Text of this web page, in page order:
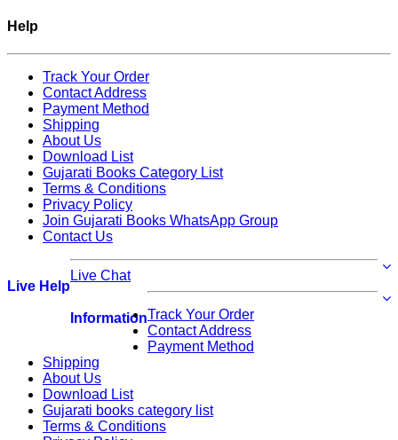
Help
Track Your Order
Contact Address
Payment Method
Shipping
About Us
Download List
Gujarati Books Category List
Terms & Conditions
Privacy Policy
Join Gujarati Books WhatsApp Group
Contact Us
Live Help
Live Chat
InformationTrack Your Order
Contact Address
Payment Method
Shipping
About Us
Download List
Gujarati books category list
Terms & Conditions